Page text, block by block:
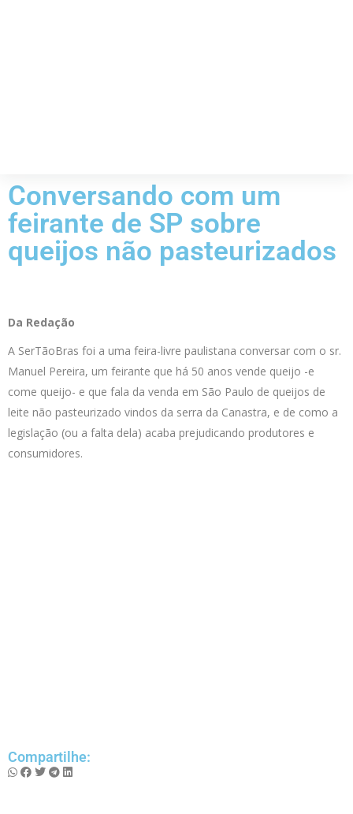
Conversando com um
feirante de SP sobre
queijos não pasteurizados
Da Redação
A SerTãoBras foi a uma feira-livre paulistana conversar com o sr.
Manuel Pereira, um feirante que há 50 anos vende queijo -e
come queijo- e que fala da venda em São Paulo de queijos de
leite não pasteurizado vindos da serra da Canastra, e de como a
legislação (ou a falta dela) acaba prejudicando produtores e
consumidores.
Compartilhe: